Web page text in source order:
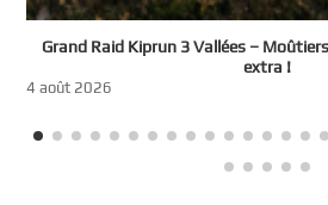
Grand Raid Kiprun 3 Vallées –
extra !
4 août 2026